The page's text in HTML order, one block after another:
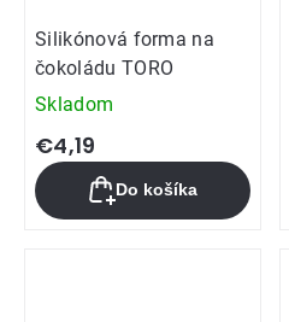
Silikónová forma na
čokoládu TORO
Skladom
€4,19
Do košíka